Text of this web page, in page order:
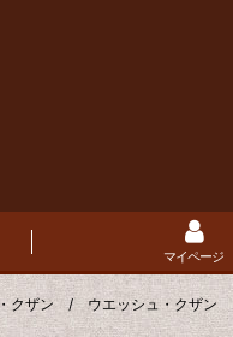
マイページ
・クザン / ウエッシュ・クザン